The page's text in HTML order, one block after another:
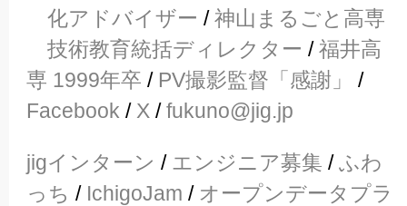
化アドバイザー /神山まるごと高専
技術教育統括ディレクター /福井高
専 1999年卒 / PV撮影監督「感謝」
/
Facebook / X /fukuno@jig.jp
jigインターン / エンジニア募集 /ふわ
っち / IchigoJam / オープンデータプラ